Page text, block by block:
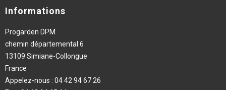
Informations
Progarden DPM
chemin départemental 6
13109 Simiane-Collongue
France
Appelez-nous : 04 42 94 67 26